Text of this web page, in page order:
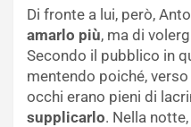
Di fronte a lui, però,
amarlo più, ma di
Secondo il pubblico in
mentendo poiché,
occhi erano pieni di
supplicarlo. Nella